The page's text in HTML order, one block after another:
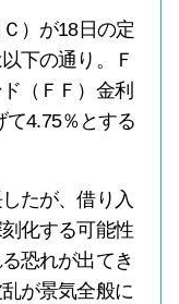
）が18日の定
下の通り。Ｆ
（ＦＦ）金利
4.75％とする
たが、借り入
化する可能性
恐れが出てき
が景気全般に